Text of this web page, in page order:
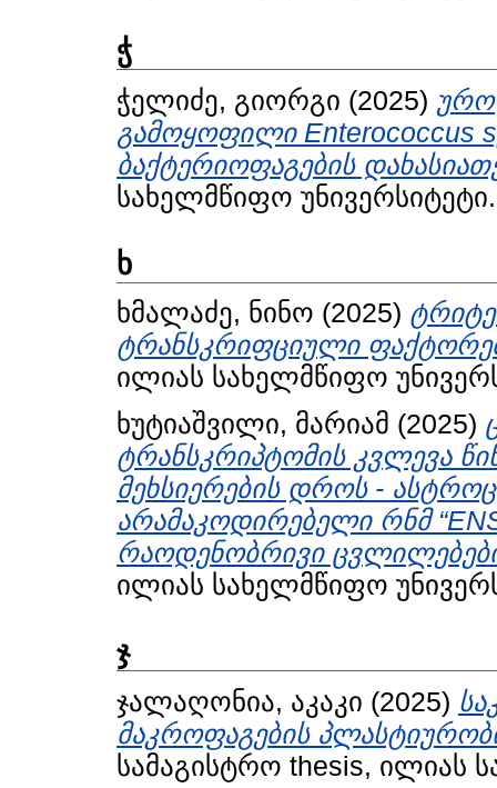
ჭ
ჭელიძე, გიორგი (2025)
გამოყოფილი Enterococcus
ბაქტერიოფაგების
სახელმწიფო უნივერსიტეტი.
ხ
ხმალაძე, ნინო (2025)
ტრანსკრიფციული
ილიას სახელმწიფო
ხუტიაშვილი, მარიამ (2025)
ტრანსკრიპტომის კვლევა
მეხსიერების დროს -
არამაკოდირებელი რნმ
რაოდენობრივი
ილიას სახელმწიფო
ჯ
ჯალაღონია, აკაკი (2025)
მაკროფაგების
სამაგისტრო thesis, ილიას